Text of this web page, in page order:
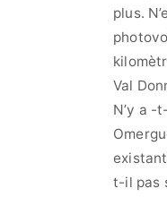
plus.
Val
N’y a -
t-il pas